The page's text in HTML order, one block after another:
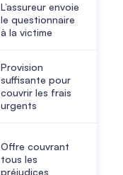
L’assureur envoie
le questionnaire
à la victime
Provision
suffisante pour
couvrir les frais
urgents
Offre couvrant
tous les
préjudices